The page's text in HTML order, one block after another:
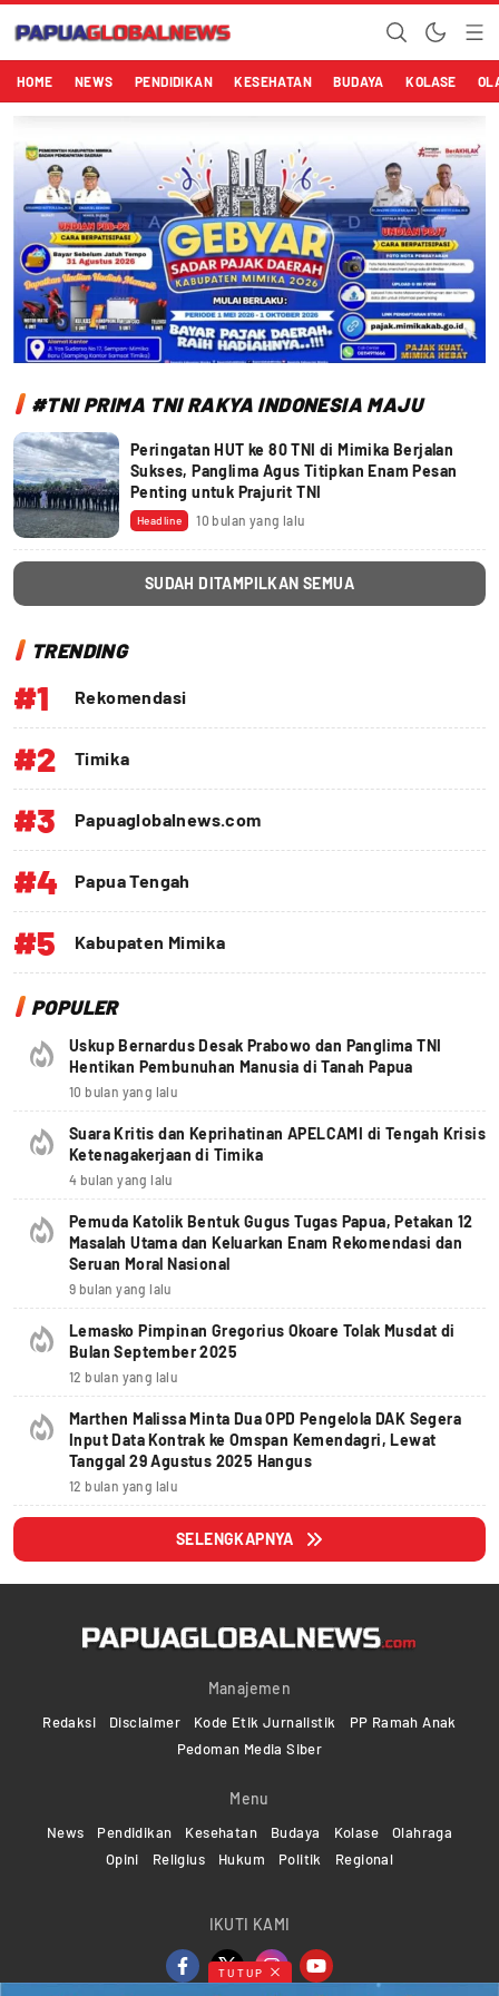
Papuaglobalnews.com
Menulis Fakta dengan Hati Bening
HOME NEWS PENDIDIKAN KESEHATAN BUDAYA KOLASE
#TNI PRIMA TNI RAKYA INDONESIA MAJU
Peringatan HUT ke 80 TNI di Mimika Berjalan
Sukses, Panglima Agus Titipkan Enam Pesan
Penting untuk Prajurit TNI
Headline 10 bulan yang lalu
SUDAH DITAMPILKAN SEMUA
TRENDING
#1 Rekomendasi
#2 Timika
#3 Papuaglobalnews.com
#4 Papua Tengah
#5 Kabupaten Mimika
POPULER
Uskup Bernardus Desak Prabowo dan Panglima TNI
Hentikan Pembunuhan Manusia di Tanah Papua
10 bulan yang lalu
Suara Kritis dan Keprihatinan APELCAMI di Tengah Krisis
Ketenagakerjaan di Timika
4 bulan yang lalu
Pemuda Katolik Bentuk Gugus Tugas Papua, Petakan 12
Masalah Utama dan Keluarkan Enam Rekomendasi dan
Seruan Moral Nasional
9 bulan yang lalu
Lemasko Pimpinan Gregorius Okoare Tolak Musdat di
Bulan September 2025
12 bulan yang lalu
Marthen Malissa Minta Dua OPD Pengelola DAK Segera
Input Data Kontrak ke Omspan Kemendagri, Lewat
Tanggal 29 Agustus 2025 Hangus
12 bulan yang lalu
SELENGKAPNYA
Manajemen
Redaksi Disclaimer Kode Etik Jurnalistik
PP Ramah Anak
Pedoman Media Siber
Menu
News Pendidikan Kesehatan Budaya Kolase
Olahraga
Opini
Religius Hukum Politik Regional
IKUTI KAMI
TUTUP